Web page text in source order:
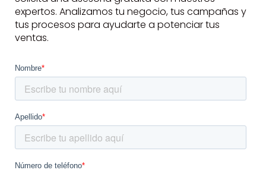
expertos. Analizamos tu negocio, tus campañas y
tus procesos para ayudarte a potenciar tus
ventas.